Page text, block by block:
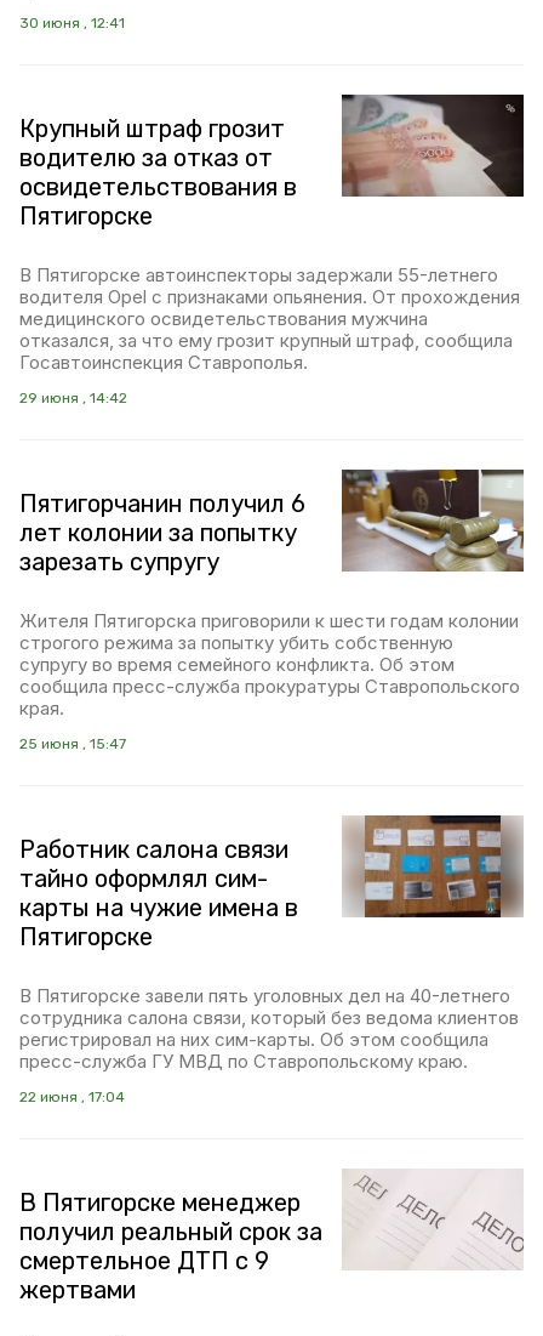
30 июня , 12:41
Крупный штраф грозит
водителю за отказ от
освидетельствования в
Пятигорске
В Пятигорске автоинспекторы задержали 55-летнего
водителя Opel с признаками опьянения. От прохождения
медицинского освидетельствования мужчина
отказался, за что ему грозит крупный штраф, сообщила
Госавтоинспекция Ставрополья.
29 июня , 14:42
Пятигорчанин получил 6
лет колонии за попытку
зарезать супругу
Жителя Пятигорска приговорили к шести годам колонии
строгого режима за попытку убить собственную
супругу во время семейного конфликта. Об этом
сообщила пресс-служба прокуратуры Ставропольского
края.
25 июня , 15:47
Работник салона связи
тайно оформлял сим-
карты на чужие имена в
Пятигорске
В Пятигорске завели пять уголовных дел на 40-летнего
сотрудника салона связи, который без ведома клиентов
регистрировал на них сим-карты. Об этом сообщила
пресс-служба ГУ МВД по Ставропольскому краю.
22 июня , 17:04
В Пятигорске менеджер
получил реальный срок за
смертельное ДТП с 9
жертвами